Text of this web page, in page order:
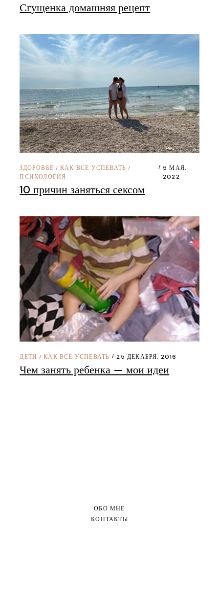
Сгущенка домашняя рецепт
ЗДОРОВЬЕ / КАК ВСЕ УСПЕВАТЬ /
ПСИХОЛОГИЯ
5 МАЯ,
2022
10 причин заняться сексом
ДЕТИ /КАК ВСЕ УСПЕВАТЬ 25 ДЕКАБРЯ, 2016
Чем занять ребенка — мои идеи
ОБО МНЕ
КОНТАКТЫ